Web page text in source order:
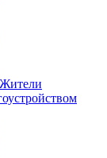
Жители